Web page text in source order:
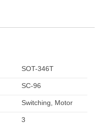
SOT-346T
SC-96
Switching, Motor
3